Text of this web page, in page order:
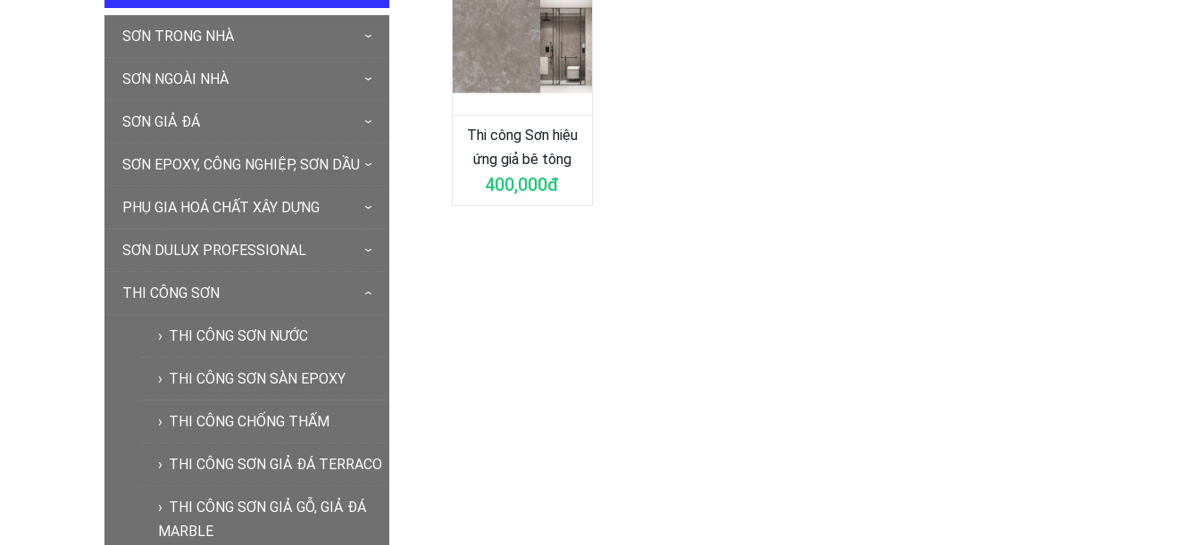
SƠN TRONG NHÀ
SƠN NGOÀI NHÀ
SƠN GIẢ ĐÁ
SƠN EPOXY, CÔNG NGHIỆP, SƠN DẦU
PHỤ GIA HOÁ CHẤT XÂY DỰNG
SƠN DULUX PROFESSIONAL
THI CÔNG SƠN
THI CÔNG SƠN NƯỚC
THI CÔNG SƠN SÀN EPOXY
THI CÔNG CHỐNG THẤM
THI CÔNG SƠN GIẢ ĐÁ TERRACO
THI CÔNG SƠN GIẢ GỖ, GIẢ ĐÁ
MARBLE
Thi công Sơn hiệu
ứng giả bê tông
400,000đ